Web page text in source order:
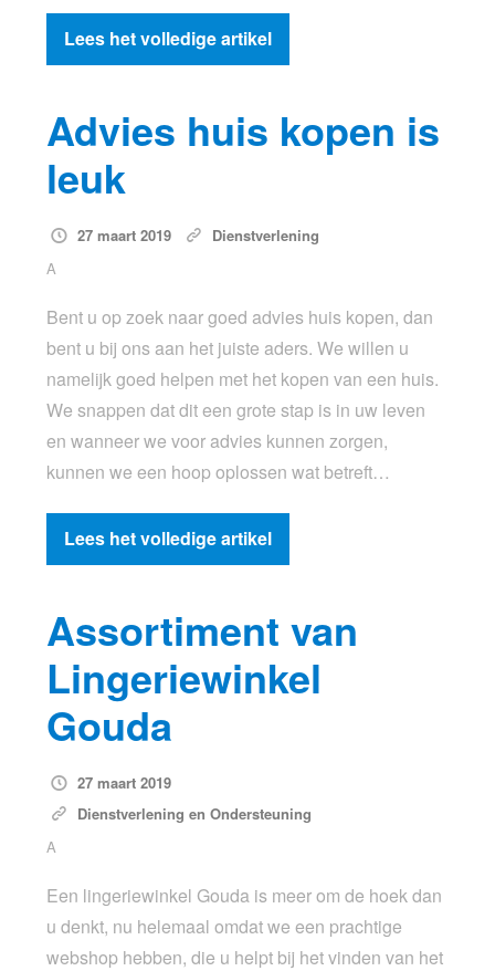
Lees het volledige artikel
Advies huis kopen is
leuk
27 maart 2019
Dienstverlening
A
Bent u op zoek naar goed advies huis kopen, dan
bent u bij ons aan het juiste aders. We willen u
namelijk goed helpen met het kopen van een huis.
We snappen dat dit een grote stap is in uw leven
en wanneer we voor advies kunnen zorgen,
kunnen we een hoop oplossen wat betreft…
Lees het volledige artikel
Assortiment van
Lingeriewinkel
Gouda
27 maart 2019
Dienstverlening en Ondersteuning
A
Een lingeriewinkel Gouda is meer om de hoek dan
u denkt, nu helemaal omdat we een prachtige
webshop hebben, die u helpt bij het vinden van het